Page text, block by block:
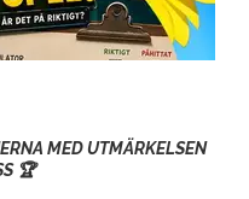
MED UTMÄRKELSEN
🏆